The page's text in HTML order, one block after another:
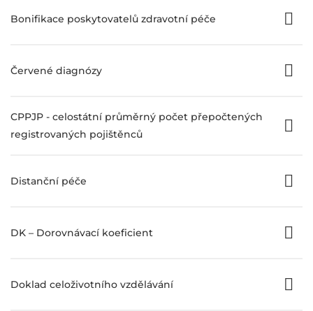
Bonifikace poskytovatelů zdravotní péče
Červené diagnózy
CPPJP - celostátní průměrný počet přepočtených
registrovaných pojištěnců
Distanční péče
DK – Dorovnávací koeficient
Doklad celoživotního vzdělávání